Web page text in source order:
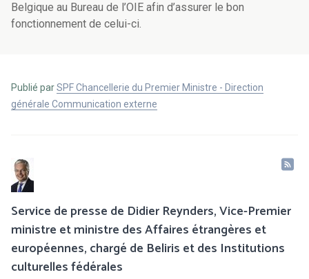
Belgique au Bureau de l’OIE afin d’assurer le bon
fonctionnement de celui-ci.
Publié parSPF Chancellerie du Premier Ministre - Direction
générale Communication externe
Service de presse de Didier Reynders, Vice-Premier
ministre et ministre des Affaires étrangères et
européennes, chargé de Beliris et des Institutions
culturelles fédérales